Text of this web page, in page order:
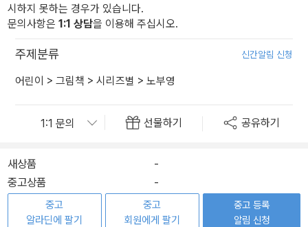
시하지 못하는 경우가 있습니다.
문의사항은 1:1 상담을 이용해 주십시오.
주제분류 신간알림 신청
어린이 > 그림책 > 시리즈별 > 노부영
선물하기 공유하기
새상품
-
중고상품
-
중고
알라딘에 팔기
중고
회원에게 팔기
중고 등록
알림 신청